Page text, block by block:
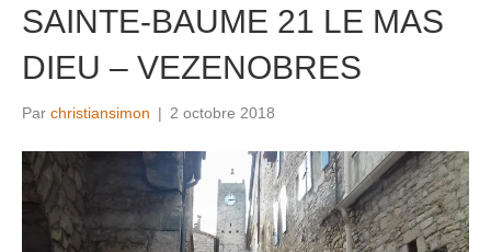
SAINTE-BAUME 21 LE MAS
DIEU – VEZENOBRES
Par christiansimon | 2 octobre 2018